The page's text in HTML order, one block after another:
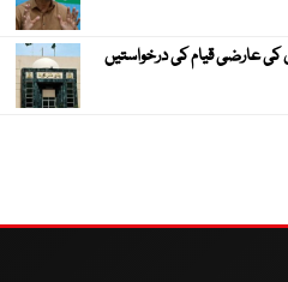
کی عارضی قیام کی درخواستیں